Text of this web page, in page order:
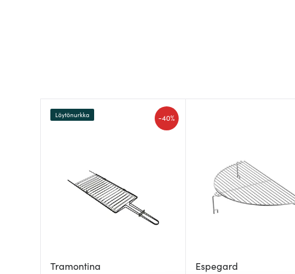
Tramontina
-40%
Löytönurkka
Espegard